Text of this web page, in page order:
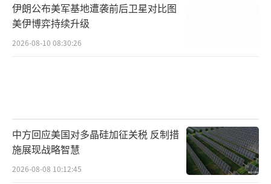
伊朗公布美军基地遭袭前后卫星对比图
美伊博弈持续升级
2026-08-10 08:30:26
中方回应美国对多晶硅加征关税 反制措
施展现战略智慧
2026-08-08 10:12:45